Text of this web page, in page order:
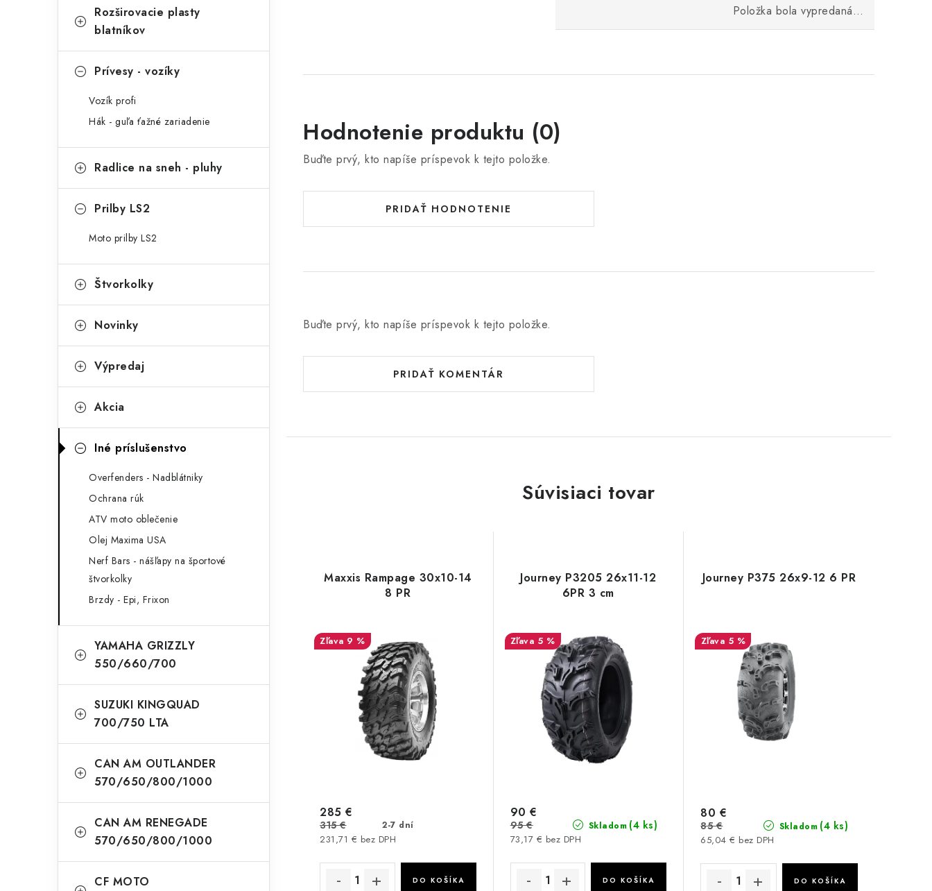
Rozširovacie plasty
blatníkov
Prívesy - vozíky
Vozík profi
Hák - guľa ťažné zariadenie
Radlice na sneh - pluhy
Prilby LS2
Moto prilby LS2
Štvorkolky
Novinky
Výpredaj
Akcia
Iné príslušenstvo
Overfenders - Nadblátniky
Ochrana rúk
ATV moto oblečenie
Olej Maxima USA
Nerf Bars - nášľapy na športové
štvorkolky
Brzdy - Epi, Frixon
YAMAHA GRIZZLY
550/660/700
SUZUKI KINGQUAD
700/750 LTA
CAN AM OUTLANDER
570/650/800/1000
CAN AM RENEGADE
570/650/800/1000
CF MOTO
Položka bola vypredaná…
Hodnotenie produktu (0)
Buďte prvý, kto napíše príspevok k tejto položke.
PRIDAŤ HODNOTENIE
Buďte prvý, kto napíše príspevok k tejto položke.
PRIDAŤ KOMENTÁR
Súvisiaci tovar
Maxxis Rampage 30x10-14
8 PR
9 %
2-7 dní
231,71 € bez DPH
285 €
315 €
DO KOŠÍKA
Journey P3205 26x11-12
6PR 3 cm
5 %
Skladom (4 ks)
73,17 € bez DPH
90 €
95 €
DO KOŠÍKA
Journey P375 26x9-12 6 PR
5 %
Skladom (4 ks)
65,04 € bez DPH
80 €
85 €
DO KOŠÍKA